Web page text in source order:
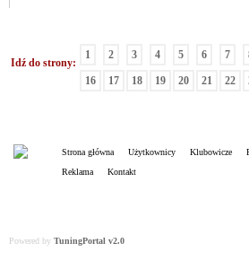
Idź do strony:
1 2 3 4 5 6 7
16 17 18 19 20 21 22
Strona główna Użytkownicy Klubowicze
Reklama
Kontakt
Powered by TuningPortal v2.0